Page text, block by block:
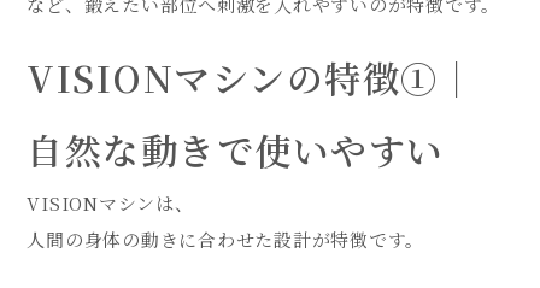
VISIONマシンの特徴①｜
自然な動きで使いやすい
VISIONマシンは、
人間の身体の動きに合わせた設計が特徴です。